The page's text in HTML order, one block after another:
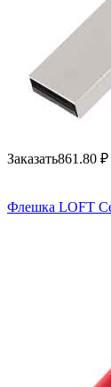
Заказать861.80 ₽
Флешка LOFT